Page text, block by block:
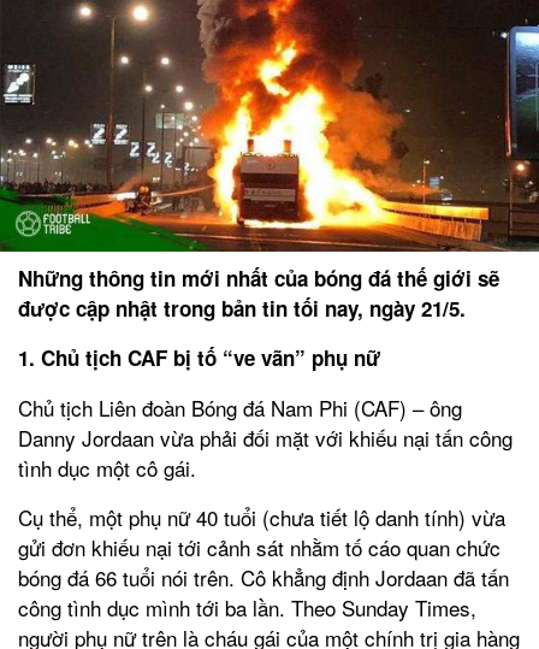
Những thông tin mới nhất của bóng đá thế giới sẽ
được cập nhật trong bản tin tối nay, ngày 21/5.
1. Chủ tịch CAF bị tố “ve vãn” phụ nữ
Chủ tịch Liên đoàn Bóng đá Nam Phi (CAF) – ông
Danny Jordaan vừa phải đối mặt với khiếu nại tấn công
tình dục một cô gái.
Cụ thể, một phụ nữ 40 tuổi (chưa tiết lộ danh tính) vừa
gửi đơn khiếu nại tới cảnh sát nhằm tố cáo quan chức
bóng đá 66 tuổi nói trên. Cô khẳng định Jordaan đã tấn
công tình dục mình tới ba lần. Theo Sunday Times,
người phụ nữ trên là cháu gái của một chính trị gia hàng